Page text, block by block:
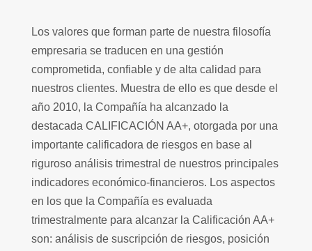
Los valores que forman parte de nuestra filosofía
empresaria se traducen en una gestión
comprometida, confiable y de alta calidad para
nuestros clientes. Muestra de ello es que desde el
año 2010, la Compañía ha alcanzado la
destacada CALIFICACIÓN AA+, otorgada por una
importante calificadora de riesgos en base al
riguroso análisis trimestral de nuestros principales
indicadores económico-financieros. Los aspectos
en los que la Compañía es evaluada
trimestralmente para alcanzar la Calificación AA+
son: análisis de suscripción de riesgos, posición